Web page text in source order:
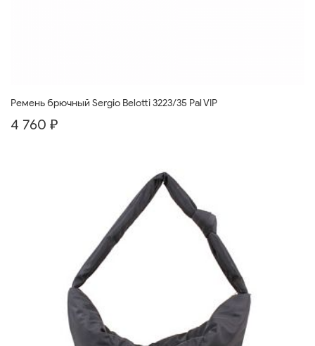
Ремень брючный Sergio Belotti 3223/35 Pal VIP
4 760 ₽